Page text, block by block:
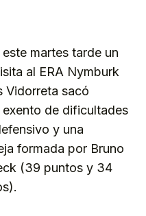
martes tarde un
al ERA Nymburk
Vidorreta sacó
de dificultades
y una
formada por Bruno
(39 puntos y 34